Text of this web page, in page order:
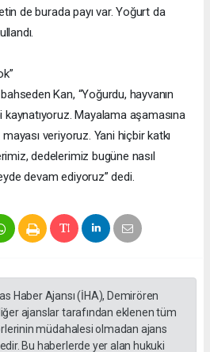
de burada payı var. Yoğurt da
Kan, “Yoğurdu, hayvanın
kaynatıyoruz. Mayalama aşamasına
veriyoruz. Yani hiçbir katkı
dedelerimiz bugüne nasıl
devam ediyoruz” dedi.
Haber Ajansı (İHA), Demirören
ajanslar tarafından eklenen tüm
müdahalesi olmadan ajans
Bu haberlerde yer alan hukuki